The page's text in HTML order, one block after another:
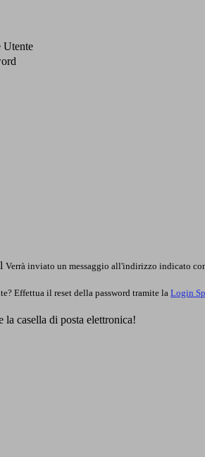
Utente
Verrà inviato un messaggio all'indirizzo indicato
Effettua il reset della password tramite la Login
casella di posta elettronica!